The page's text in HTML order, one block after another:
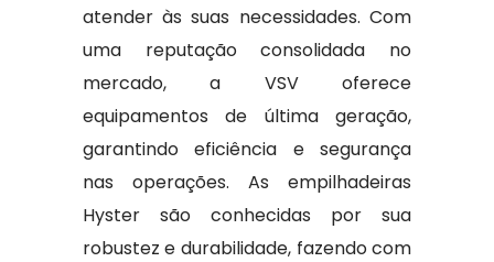
atender às suas necessidades. Com
uma reputação consolidada no
mercado, a VSV oferece
equipamentos de última geração,
garantindo eficiência e segurança
nas operações. As empilhadeiras
Hyster são conhecidas por sua
robustez e durabilidade, fazendo com